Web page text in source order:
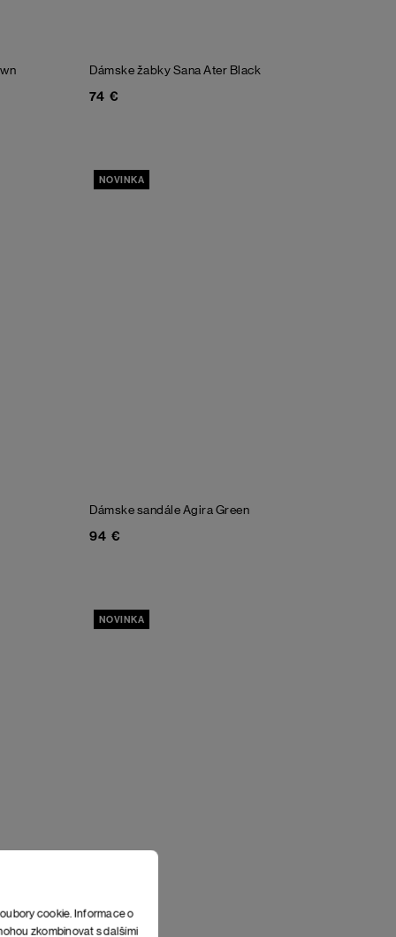
cookie. Informace o
zkombinovat s dalšími
Dámske žabky Sana Ater Black
74 €
NOVINKA
Dámske sandále AgiraGreen
94 €
NOVINKA